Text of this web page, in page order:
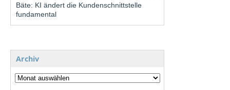
Bäte: KI ändert die Kundenschnittstelle
fundamental
Archiv